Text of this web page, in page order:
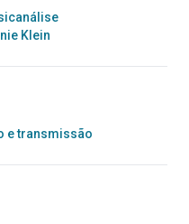
Klein
e transmissão